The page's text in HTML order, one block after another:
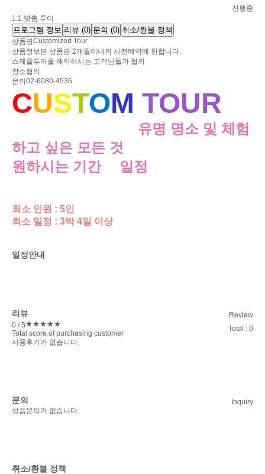
진행중
1:1 맞춤 투어
프로그램 정보 리뷰 (0) 문의 (0) 취소/환불 정책
상품명Customized Tour
상품정보본 상품은 2개월이내의 사전예약에 한합니다.
스케줄투어를 예약하시는 고객님들과 협의
장소협의
문의 02-6080-4536
CUSTOM TOUR
유명 명소 및 체험
하고 싶은 모든 것
원하시는 기간과 일정
최소 인원 : 5인
최소 일정 : 3박 4일 이상
일정안내
리뷰
Review
0 / 5★★★★★
Total score of purchasing customer
Total : 0
사용후기가 없습니다.
문의
Inquiry
상품문의가 없습니다.
취소/환불 정책